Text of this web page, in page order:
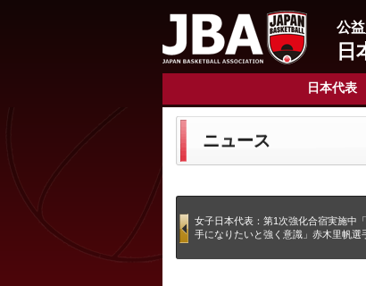
公
日
日本代表
ニュース
女子日本代表：第1次強化合宿実施中
手になりたいと強く意識」赤木里帆選